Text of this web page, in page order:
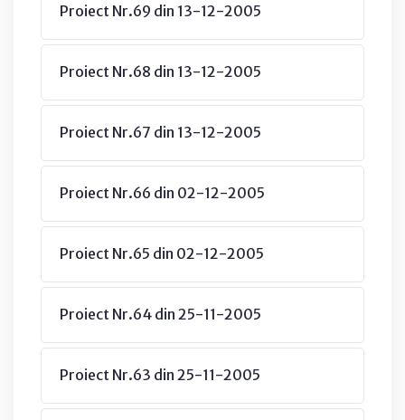
Proiect Nr.69 din 13-12-2005
Proiect Nr.68 din 13-12-2005
Proiect Nr.67 din 13-12-2005
Proiect Nr.66 din 02-12-2005
Proiect Nr.65 din 02-12-2005
Proiect Nr.64 din 25-11-2005
Proiect Nr.63 din 25-11-2005